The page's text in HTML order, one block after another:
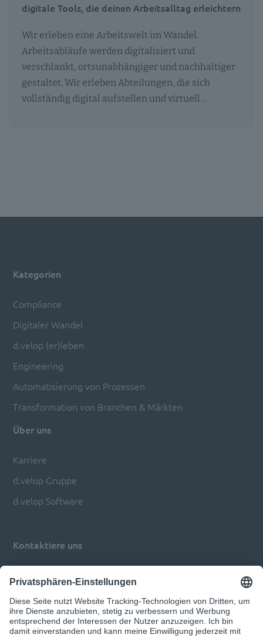
digitale Tools, die deinen Arbeitsalltag erleichtern
Wir erleben eine Arbeitswelt im Wandel.
Arbeitsabläufe werden digitalisiert und
verschlankt, ortsunabhängiger und nachhaltiger
gestaltet. Wir erleben Abteilungen, die sich
vollständig digital aufstellen und virtuell…
Kategorien
Compliance
Digitaler Wandel
d.velop (er)leben
Engineering
Automatisierung von Prozessen
Transformation von Branchen & Märkten
Über uns
Karriere
d.velop Gruppe
d.velop Software
Kontaktiere uns
Impressum